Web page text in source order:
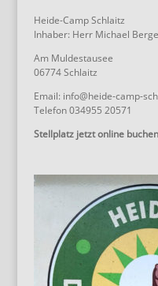
Heide-Camp Schlaitz
Inhaber: Herr Michael
Am Muldestausee
06774 Schlaitz
Email: info@heide-camp-
Telefon 034955 20571
Stellplatz jetzt online